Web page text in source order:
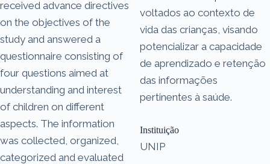
received advance directives
on the objectives of the
study and answered a
questionnaire consisting of
four questions aimed at
understanding and interest
of children on different
aspects. The information
was collected, organized,
categorized and evaluated
voltados ao contexto de
vida das crianças, visando
potencializar a capacidade
de aprendizado e retenção
das informações
pertinentes à saúde.
Instituição
UNIP